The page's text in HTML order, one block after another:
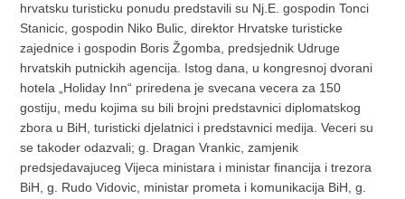
hrvatsku turisticku ponudu predstavili su Nj.E. gospodin Tonci
Stanicic, gospodin Niko Bulic, direktor Hrvatske turisticke
zajednice i gospodin Boris Žgomba, predsjednik Udruge
hrvatskih putnickih agencija. Istog dana, u kongresnoj dvorani
hotela „Holiday Inn“ priredena je svecana vecera za 150
gostiju, medu kojima su bili brojni predstavnici diplomatskog
zbora u BiH, turisticki djelatnici i predstavnici medija. Veceri su
se takoder odazvali; g. Dragan Vrankic, zamjenik
predsjedavajuceg Vijeca ministara i ministar financija i trezora
BiH, g. Rudo Vidovic, ministar prometa i komunikacija BiH, g.